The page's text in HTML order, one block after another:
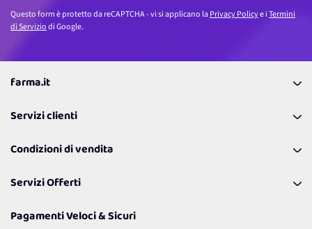
Questo form è protetto da reCAPTCHA - vi si applicano laPrivacy Policye iTermini
di Serviziodi Google.
farma.it
Coupon
Lavora con noi
Politiche per la parità di genere
Servizi clienti
Richiamami
Resi
Condizioni di vendita
Spedizioni
Cookie Policy
Servizi Offerti
Pagamenti Veloci & Sicuri